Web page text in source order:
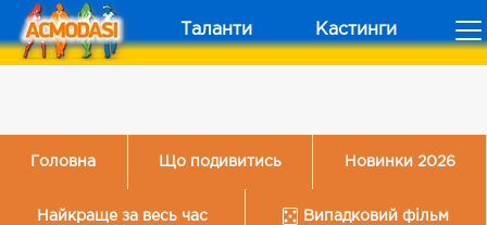
Таланти Кастинги
Головна Що подивитись Новинки 2026
Найкраще за весь час Випадковий фільм